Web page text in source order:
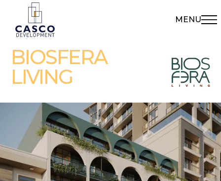
MENU
BIOSFERA
LIVING